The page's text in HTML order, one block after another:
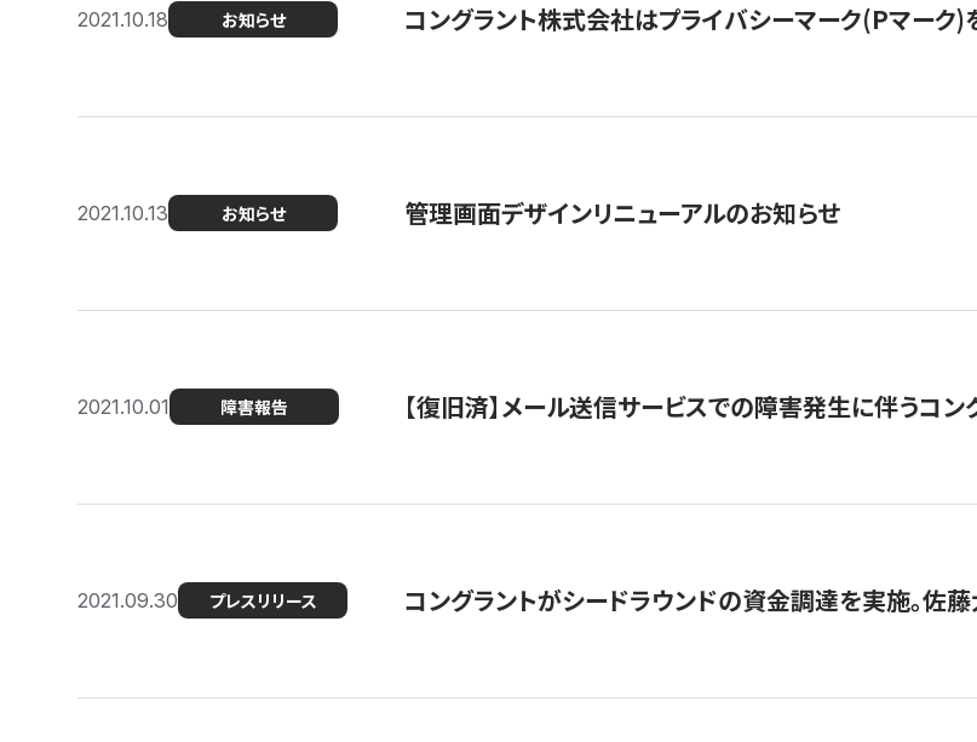
2021.10.18 お知らせ コングラント株式会社はプライバシーマーク(Pマーク)
2021.10.13 お知らせ 管理画面デザインリニューアルのお知らせ
2021.10.01 障害報告 【復旧済】メール送信サービスでの障害発生に伴うコ
2021.09.30 プレスリリース コングラントがシードラウンドの資金調達を実施。佐